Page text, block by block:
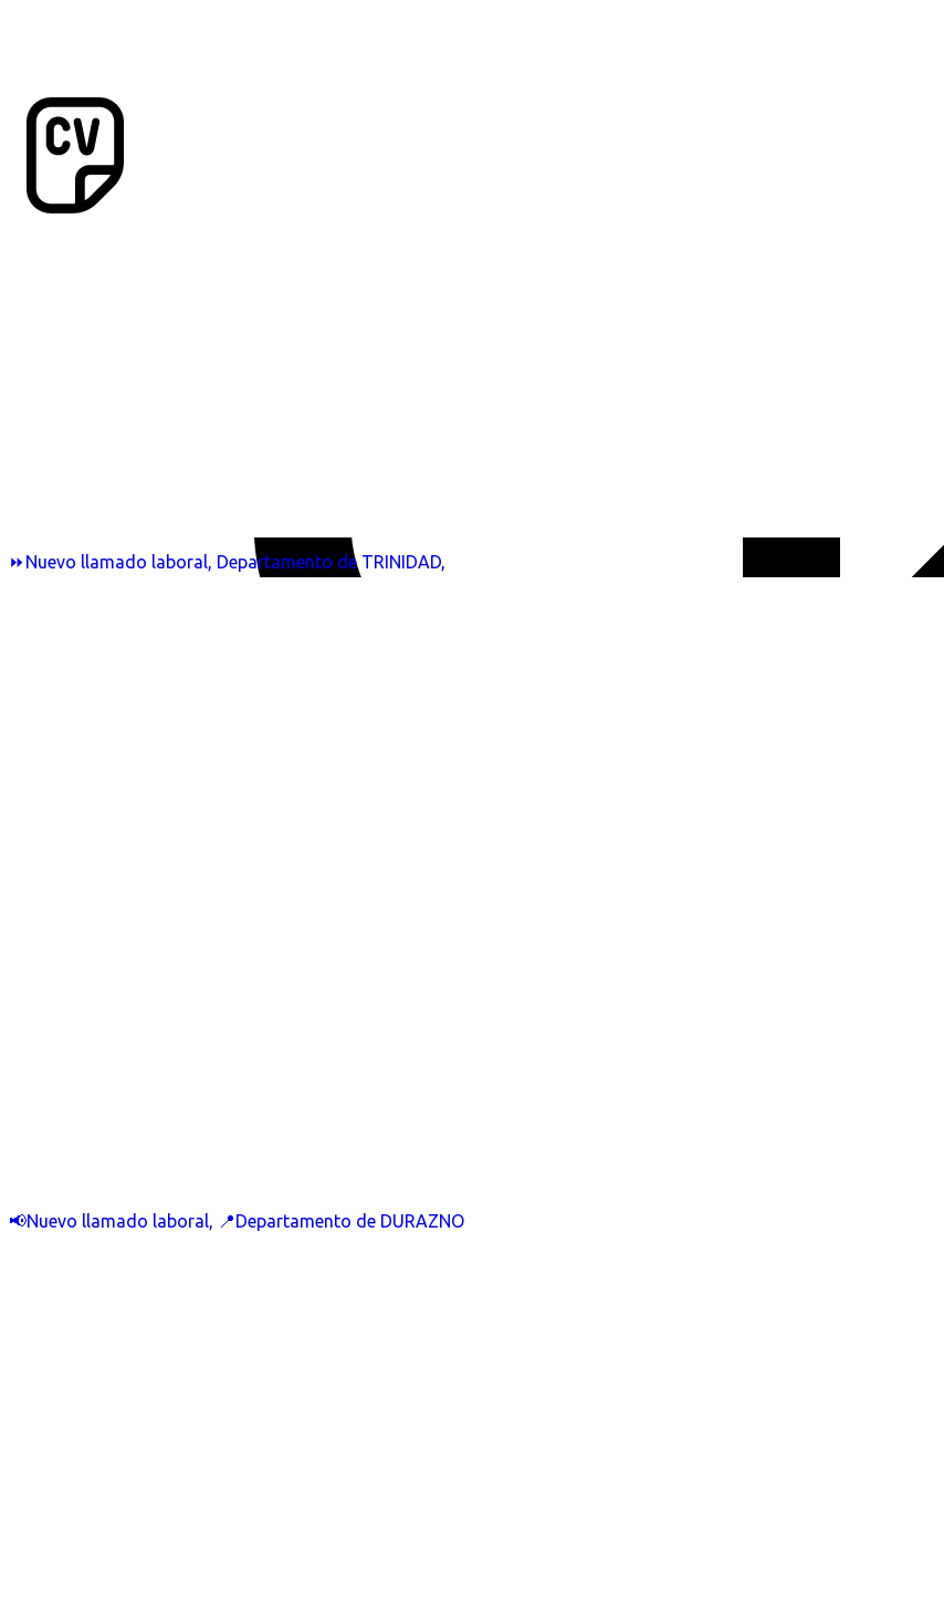
⏩Nuevo llamado laboral, Departamento de TRINIDAD,
📢Nuevo llamado laboral, 📍Departamento de DURAZNO